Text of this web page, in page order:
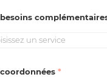
besoins
un service